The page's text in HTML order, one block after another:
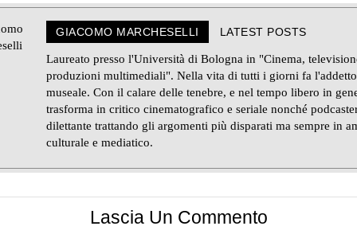
GIACOMO MARCHESELLI LATEST POSTS
Laureato presso l'Università di Bologna in "Cinema,
produzioni multimediali". Nella vita di tutti i giorni fa l'addetto
museale. Con il calare delle tenebre, e nel tempo libero in
trasforma in critico cinematografico e seriale nonché
dilettante trattando gli argomenti più disparati ma sempre in
culturale e mediatico.
Lascia Un Commento